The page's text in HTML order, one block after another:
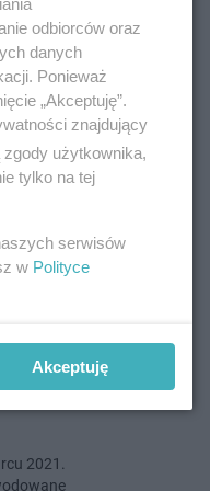
25-3-2021
2021.
odbiorców oraz
danych
Ponieważ
„Akceptuję”.
znajdujący
użytkownika,
tylko na tej
serwisów
w Polityce
Akceptuję